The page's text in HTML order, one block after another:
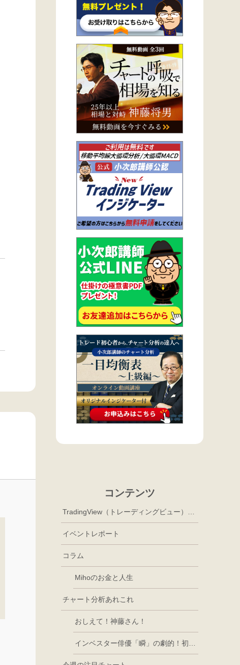
コンテンツ
イベントレポート
コラム
Mihoのお金と人生
チャート分析あれこれ
おしえて！神藤さん！